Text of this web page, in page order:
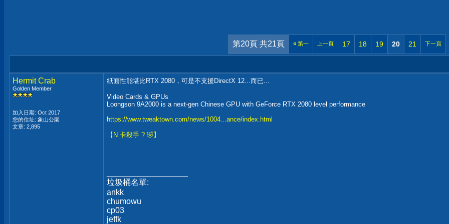
第20頁 共21頁 «第一 上一頁 17 18 19 20 21 下一頁
Hermit Crab
Golden Member
加入日期: Oct 2017
您的住址: 象山公園
文章: 2,895
紙面性能堪比RTX 2080，可是不支援DirectX 12...而已...
Video Cards & GPUs
Loongson 9A2000 is a next-gen Chinese GPU with GeForce RTX 2080 level performance
https://www.tweaktown.com/news/1004...ance/index.html
【N 卡殺手 ? 🤣】
垃圾桶名單:
ankk
chumowu
cp03
jeffk